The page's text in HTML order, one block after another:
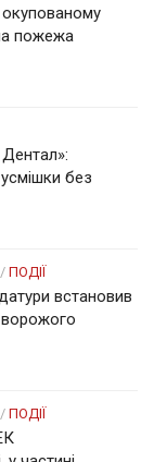
пожежа
без
/ ПОДІЇ
встановив
/ ПОДІЇ